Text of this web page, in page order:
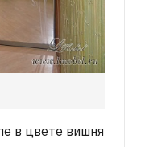
в цвете вишня